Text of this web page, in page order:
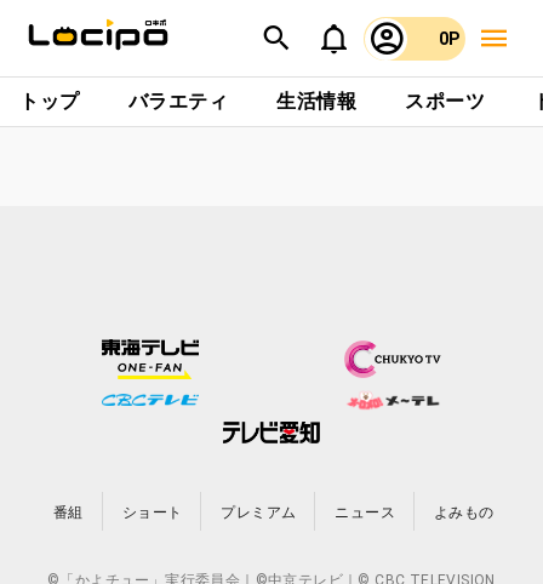
0P
トップ バラエティ 生活情報 スポーツ
番組 ショート プレミアム ニュース よみもの
©「かよチュー」実行委員会｜©中京テレビ｜© CBC TELEVISION